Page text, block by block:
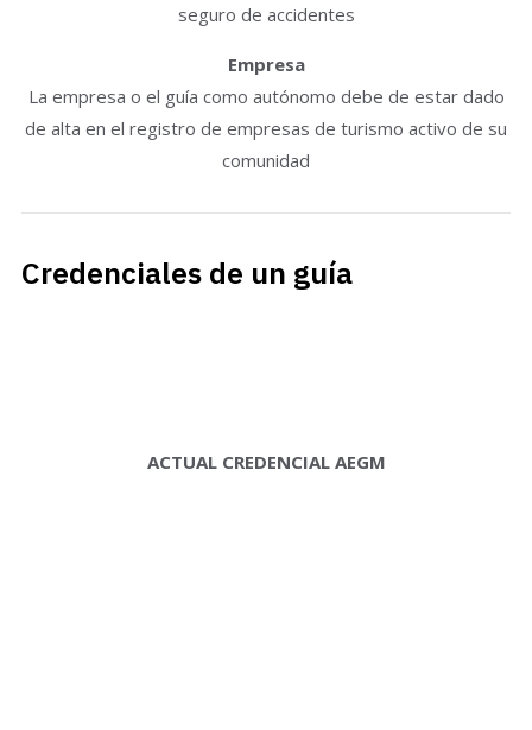
seguro de accidentes
Empresa
La empresa o el guía como autónomo debe de estar dado
de alta en el registro de empresas de turismo activo de su
comunidad
Credenciales de un guía
ACTUAL CREDENCIAL AEGM